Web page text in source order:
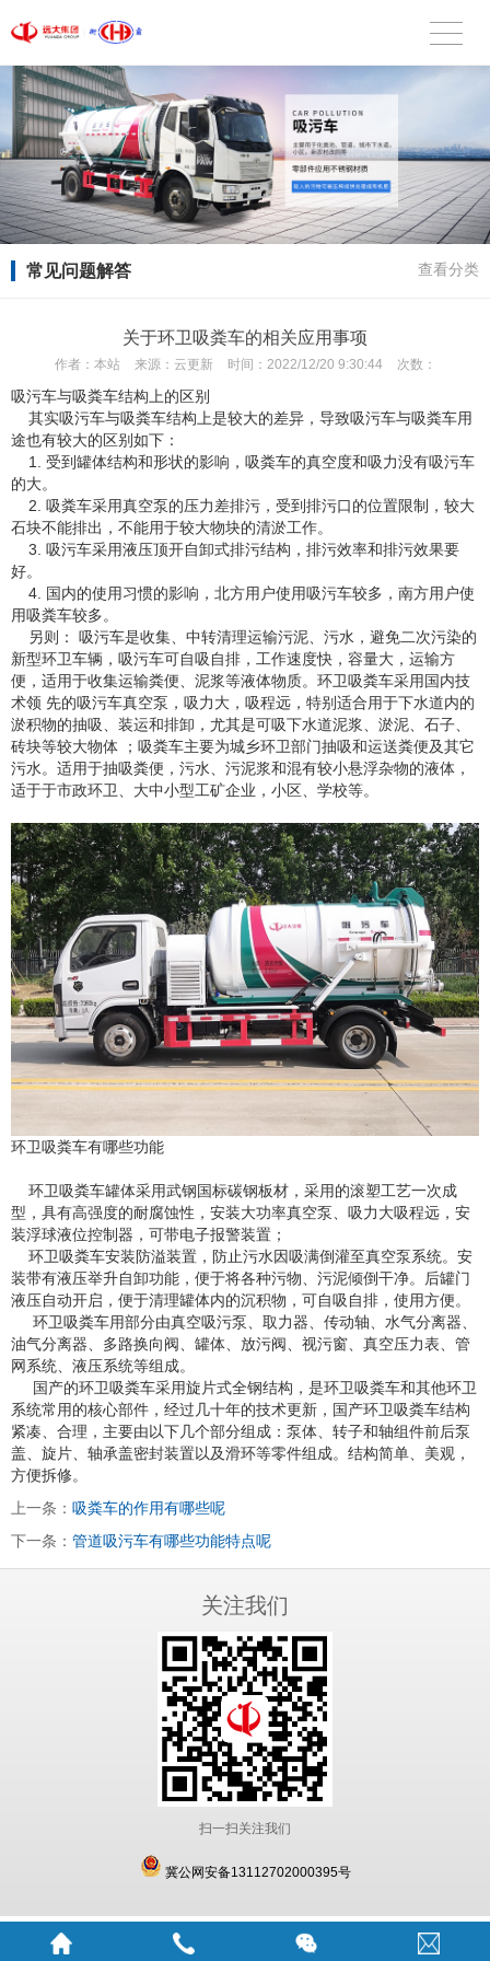
常见问题解答 查看分类
关于环卫吸粪车的相关应用事项
作者： 本站 来源： 云更新 时间： 2022/12/20 9:30:44 次数：
吸污车与吸粪车结构上的区别
其实吸污车与吸粪车结构上是较大的差异，导致吸污车与吸粪车用
途也有较大的区别如下：
1. 受到罐体结构和形状的影响，吸粪车的真空度和吸力没有吸污车
的大。
2. 吸粪车采用真空泵的压力差排污，受到排污口的位置限制，较大
石块不能排出，不能用于较大物块的清淤工作。
3. 吸污车采用液压顶开自卸式排污结构，排污效率和排污效果要
好。
4. 国内的使用习惯的影响，北方用户使用吸污车较多，南方用户使
用吸粪车较多。
另则： 吸污车是收集、中转清理运输污泥、污水，避免二次污染的
新型环卫车辆，吸污车可自吸自排，工作速度快，容量大，运输方
便，适用于收集运输粪便、泥浆等液体物质。环卫吸粪车采用国内技
术领 先的吸污车真空泵，吸力大，吸程远，特别适合用于下水道内的
淤积物的抽吸、装运和排卸，尤其是可吸下水道泥浆、淤泥、石子、
砖块等较大物体 ；吸粪车主要为城乡环卫部门抽吸和运送粪便及其它
污水。适用于抽吸粪便，污水、污泥浆和混有较小悬浮杂物的液体，
适于于市政环卫、大中小型工矿企业，小区、学校等。
环卫吸粪车有哪些功能
环卫吸粪车罐体采用武钢国标碳钢板材，采用的滚塑工艺一次成
型，具有高强度的耐腐蚀性，安装大功率真空泵、吸力大吸程远，安
装浮球液位控制器，可带电子报警装置；
环卫吸粪车安装防溢装置，防止污水因吸满倒灌至真空泵系统。安
装带有液压举升自卸功能，便于将各种污物、污泥倾倒干净。后罐门
液压自动开启，便于清理罐体内的沉积物，可自吸自排，使用方便。
环卫吸粪车用部分由真空吸污泵、取力器、传动轴、水气分离器、
油气分离器、多路换向阀、罐体、放污阀、视污窗、真空压力表、管
网系统、液压系统等组成。
国产的环卫吸粪车采用旋片式全钢结构，是环卫吸粪车和其他环卫
系统常用的核心部件，经过几十年的技术更新，国产环卫吸粪车结构
紧凑、合理，主要由以下几个部分组成：泵体、转子和轴组件前后泵
盖、旋片、轴承盖密封装置以及滑环等零件组成。结构简单、美观，
方便拆修。
上一条： 吸粪车的作用有哪些呢
下一条： 管道吸污车有哪些功能特点呢
关注我们
扫一扫关注我们
冀公网安备13112702000395号